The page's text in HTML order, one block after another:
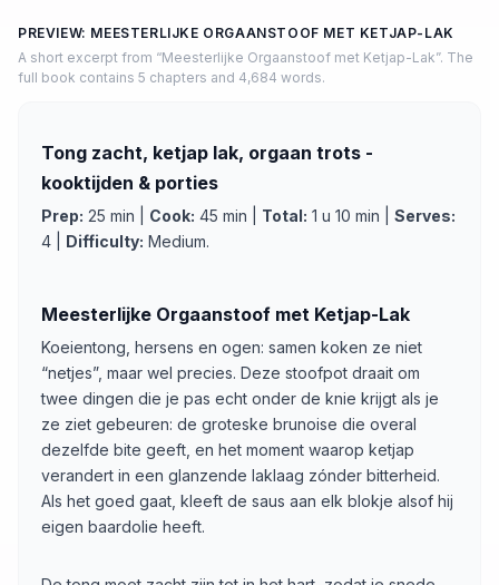
PREVIEW: MEESTERLIJKE ORGAANSTOOF MET KETJAP-LAK
A short excerpt from “Meesterlijke Orgaanstoof met Ketjap-Lak”. The
full book contains 5 chapters and 4,684 words.
Tong zacht, ketjap lak, orgaan trots -
kooktijden & porties
Prep: 25 min | Cook: 45 min | Total: 1 u 10 min | Serves:
4 | Difficulty: Medium.
Meesterlijke Orgaanstoof met Ketjap-Lak
Koeientong, hersens en ogen: samen koken ze niet
“netjes”, maar wel precies. Deze stoofpot draait om
twee dingen die je pas echt onder de knie krijgt als je
ze ziet gebeuren: de groteske brunoise die overal
dezelfde bite geeft, en het moment waarop ketjap
verandert in een glanzende laklaag zónder bitterheid.
Als het goed gaat, kleeft de saus aan elk blokje alsof hij
eigen baardolie heeft.